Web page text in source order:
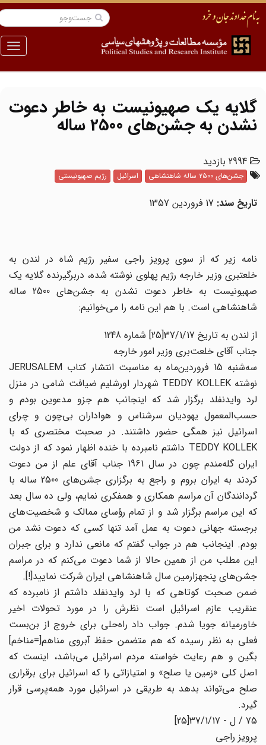
منو
گلایه یک صهیونیست به خاطر دعوت
نشدن به جشن‌های 2500 ساله
2994 بازدید
جشن‌های ۲۵۰۰ ساله شاهنشاهی اسرائیل رژیم صهیونیستی
تاریخ سند:17 فروردین 1357
نامه زیر که از سوی پرویز راجی سفیر رژیم شاه در لندن به
خلعتبری وزیر خارجه رژیم پهلوی نوشته شده، دربرگیرنده گلایه یک
صهیونیست به خاطر دعوت نشدن به جشن‌های 2500 ساله
شاهنشاهی است. با هم این نامه را می‌خوانیم:
از لندن به تاریخ 37/1/17[25] شماره 1248
جناب آقای خلعت‌بری وزیر امور خارجه
سه‌شنبه 15 فروردین‌ماه به مناسبت انتشار کتاب JERUSALEM
نوشته TEDDY KOLLEK شهردار اورشلیم ضیافت شامی در منزل
لرد وایدنفلد برگزار شد که اینجانب هم جزو مدعوین بودم و
حسب‌‌المعمول یهودیان سرشناس و هواداران بی‌چون و چرای
اسرائیل نیز همگی حضور داشتند. در صحبت مختصری که با
TEDDY KOLLEK داشتم نامبرده با خنده اظهار نمود که از دولت
ایران گله‌مندم چون در سال 1961 جناب آقای علم از من دعوت
کردند به ایران بروم و راجع به برگزاری جشن‌های 2500 ساله با
گردانندگان آن مراسم همکاری و همفکری نمایم، ولی ده سال بعد
که این مراسم برگزار شد و از تمام رؤسای ممالک و شخصیت‌های
برجسته جهانی دعوت به عمل آمد تنها کسی که دعوت نشد من
بودم. اینجانب هم در جواب گفتم که مانعی ندارد و برای جبران
این مطلب من از همین حالا از شما دعوت می‌کنم که در مراسم
جشن‌های پنجهزارمین سال شاهنشاهی ایران شرکت نمایید[!].
ضمن صحبت کوتاهی که با لرد وایدنفلد داشتم از نامبرده که
عنقریب عازم اسرائیل است نظرش را در مورد تحولات اخیر
خاورمیانه جویا شدم. جواب داد راه‌حلی برای خروج از بن‌بست
فعلی به نظر رسیده که هم متضمن حفظ آبروی مناهم[=مناخم]
بگین و هم رعایت خواسته مردم اسرائیل می‌باشد، اینست که
اصل کلی «زمین یا صلح» و امتیازاتی را که اسرائیل برای برقراری
صلح می‌تواند بدهد به طریقی در اسرائیل مورد همه‌پرسی قرار
گیرد.
75 / ل - 37/1/17[25]
پرویز راجی